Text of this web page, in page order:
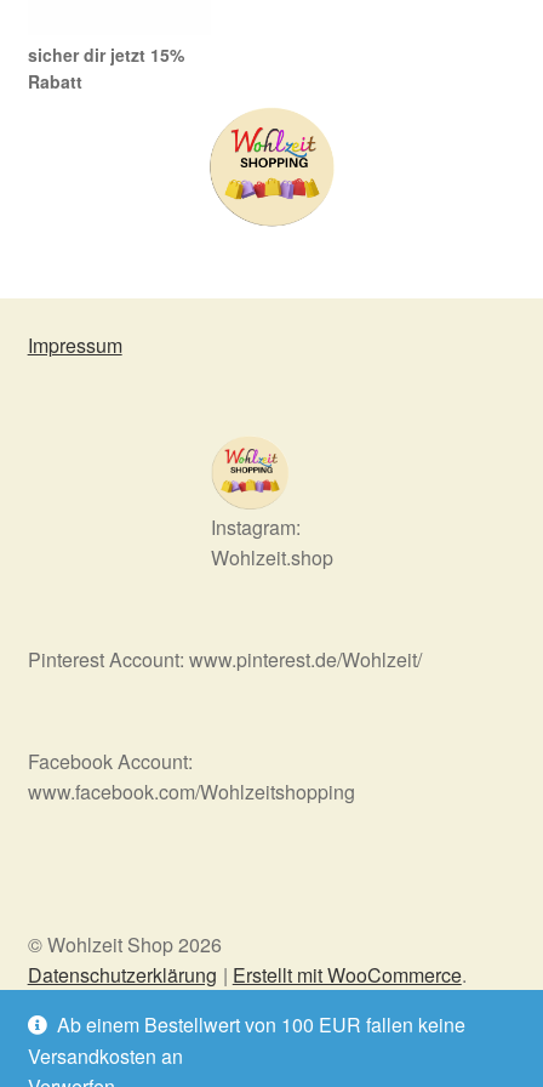
Ab einem Bestellwert von 100 EUR fallen keine
Versandkosten an
sicher dir jetzt 15%
Rabatt
Impressum
Instagram:
Wohlzeit.shop
Pinterest Account: www.pinterest.de/Wohlzeit/
Facebook Account:
www.facebook.com/Wohlzeitshopping
© Wohlzeit Shop 2026
Datenschutzerklärung
Erstellt mit WooCommerce.